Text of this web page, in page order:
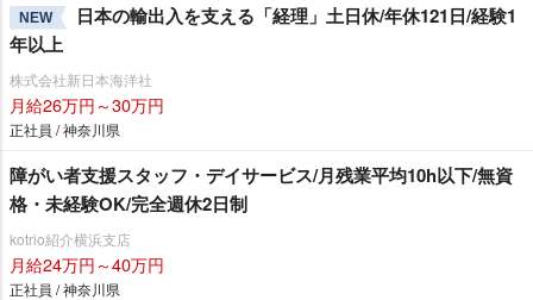
NEW
日本の輸出入を支える「経理」土日休/年休121日/経験1
年以上
株式会社新日本海洋社
月給26万円～30万円
正社員 / 神奈川県
障がい者支援スタッフ・デイサービス/月残業平均10h以下/無資
格・未経験OK/完全週休2日制
kotrio紹介横浜支店
月給24万円～40万円
正社員 / 神奈川県